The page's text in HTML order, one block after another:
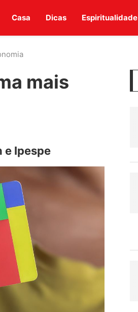
Casa Dicas Espiritualidade
mais
e Ipespe